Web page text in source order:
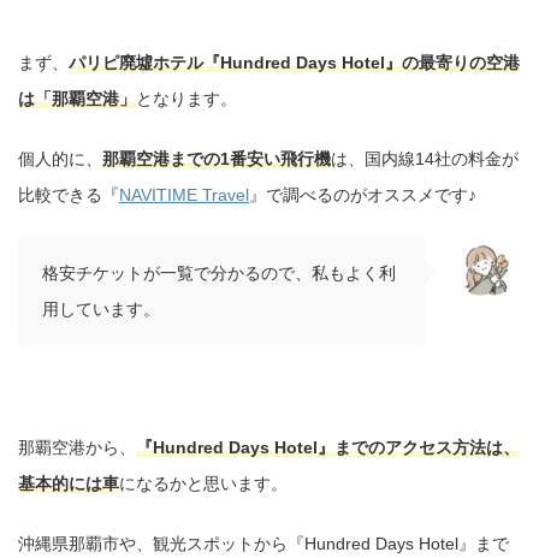
まず、 パリピ廃墟ホテル『Hundred Days Hotel』の最寄りの空港
は「那覇空港」となります。
個人的に、 那覇空港までの1番安い飛行機は、国内線14社の料金が
比較できる『NAVITIME Travel』で調べるのがオススメです♪
格安チケットが一覧で分かるので、私もよく利
用しています。
那覇空港から、 『Hundred Days Hotel』までのアクセス方法は、
基本的には車になるかと思います。
沖縄県那覇市や、観光スポットから『Hundred Days Hotel』まで